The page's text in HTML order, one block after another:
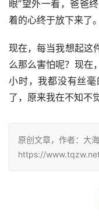
眼”望外一看，爸爸
着的心终于放下来了。
现在，每当我想起
么那么害怕呢？现在
小时，我都没有丝
了，原来我在不知不
原创文章，作者：大
https://